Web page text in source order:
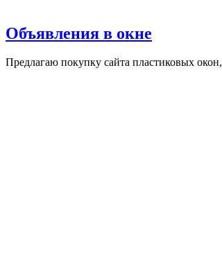
Объявления в окне
Пред­ла­гаю по­куп­ку сай­та плас­ти­ковых